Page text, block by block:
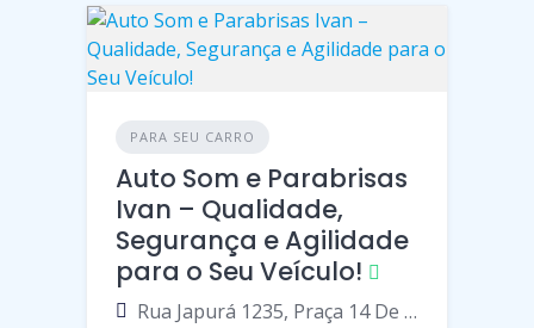
PARA SEU CARRO
Auto Som e Parabrisas
Ivan – Qualidade,
Segurança e Agilidade
para o Seu Veículo!
Rua Japurá 1235, Praça 14 De Janeiro, Manaus - Amazonas, 69020-180, Brasil